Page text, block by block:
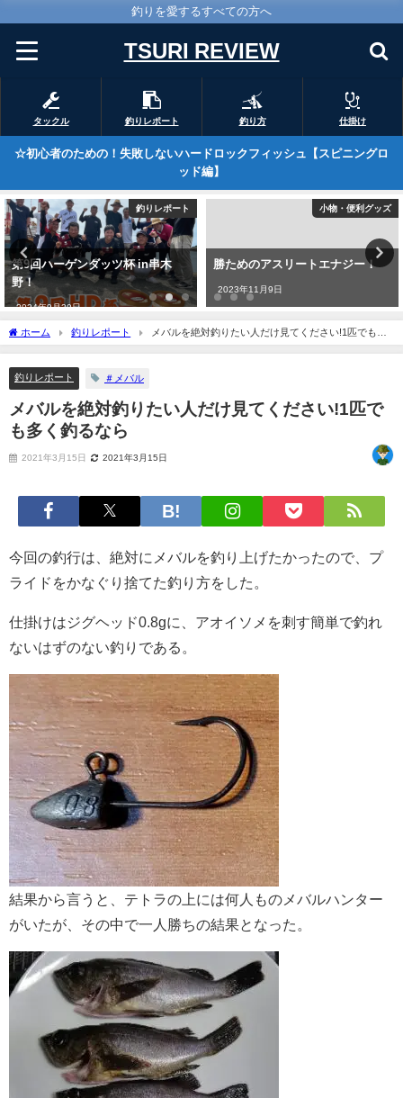
釣りを愛するすべての方へ
TSURI REVIEW
タックル 釣りレポート 釣り方 仕掛け
☆初心者のための！失敗しないハードロックフィッシュ【スピニングロ
ッド編】
釣りレポート
第9回ハーゲンダッツ杯 in串木
野！
2024年9月20日
小物・便利グッズ
勝ためのアスリートエナジー！
2023年11月9日
ホーム 釣りレポート
メバルを絶対釣りたい人だけ見てください!1匹でも多
く釣るなら
釣りレポート ＃メバル
メバルを絶対釣りたい人だけ見てください!1匹で
も多く釣るなら
2021年3月15日 2021年3月15日
今回の釣行は、絶対にメバルを釣り上げたかったので、プ
ライドをかなぐり捨てた釣り方をした。
仕掛けはジグヘッド0.8gに、アオイソメを刺す簡単で釣れ
ないはずのない釣りである。
結果から言うと、テトラの上には何人ものメバルハンター
がいたが、その中で一人勝ちの結果となった。